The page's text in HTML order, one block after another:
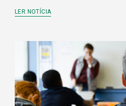
LER NOTÍCIA